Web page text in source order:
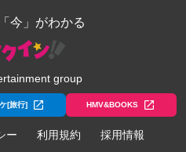
今」がわかる
group
[旅行] HMV&BOOKS
ー 利用規約 採用情報